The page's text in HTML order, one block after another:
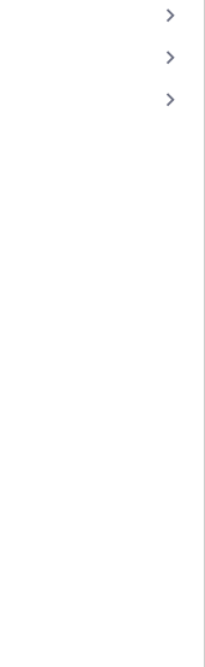
keyboard_arrow_right
keyboard_arrow_right
keyboard_arrow_right